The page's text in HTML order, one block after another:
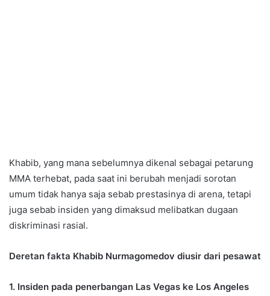
Khabib, yang mana sebelumnya dikenal sebagai petarung
MMA terhebat, pada saat ini berubah menjadi sorotan
umum tidak hanya saja sebab prestasinya di arena, tetapi
juga sebab insiden yang dimaksud melibatkan dugaan
diskriminasi rasial.
Deretan fakta Khabib Nurmagomedov diusir dari pesawat
1. Insiden pada penerbangan Las Vegas ke Los Angeles